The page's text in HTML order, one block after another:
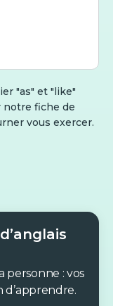
"as" et "like"
notre fiche de
vous exercer.
personne : vos
d’apprendre.